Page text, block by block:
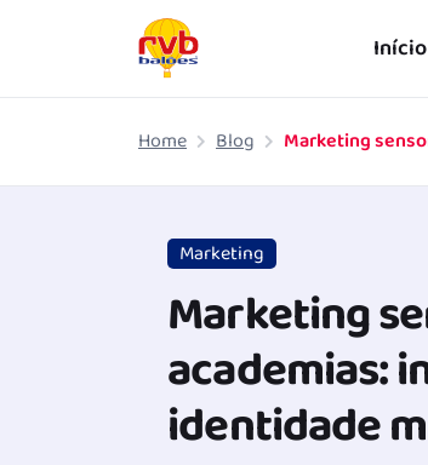
Início
Home Blog
Marketing
Marketing
academias:
identidade